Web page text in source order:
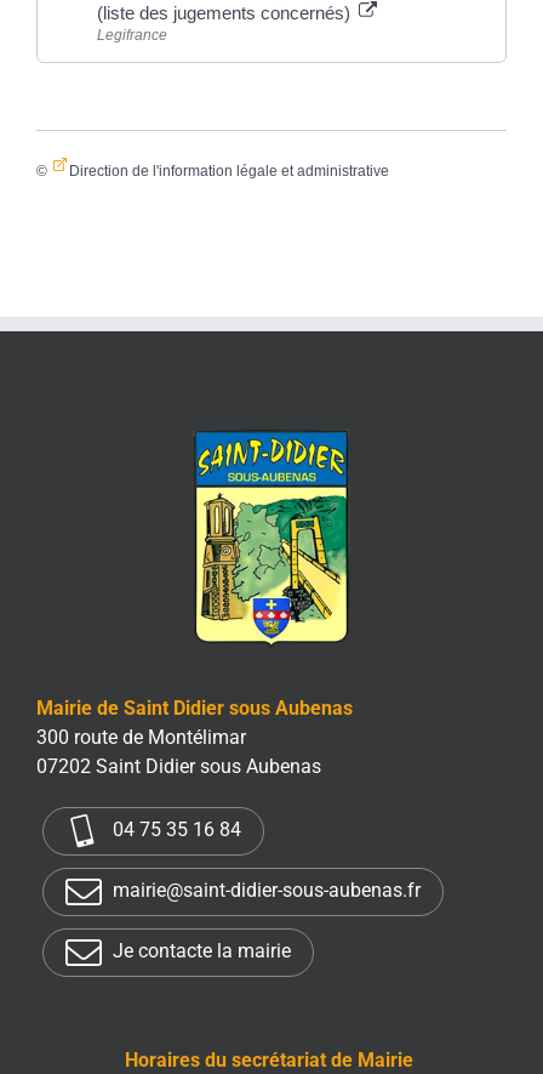
(liste des jugements concernés)
Legifrance
© Direction de l'information légale et administrative
Mairie de Saint Didier sous Aubenas
300 route de Montélimar
07202 Saint Didier sous Aubenas
04 75 35 16 84
mairie@saint-didier-sous-aubenas.fr
Je contacte la mairie
Horaires du secrétariat de Mairie